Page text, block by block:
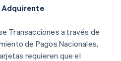
Adquirente
Transacciones a través de
de Pagos Nacionales,
requieren que el